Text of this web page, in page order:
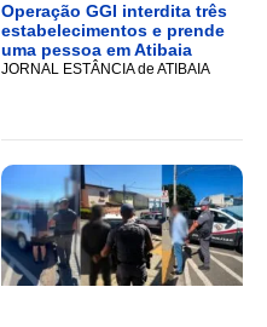
Operação GGI interdita três
estabelecimentos e prende
uma pessoa em Atibaia
JORNAL ESTÂNCIA de ATIBAIA